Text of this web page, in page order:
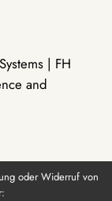
| FH
and
oder Widerruf von